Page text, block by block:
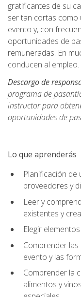
gratificantes de su
ser tan cortas como
evento y, con
oportunidades de
remuneradas. En
conducen al empleo.
Descargo de
programa de
instructor para
oportunidades de
Lo que aprenderás
Planificación de
proveedores y
Leer y
existentes y
Elegir
Comprender
evento y las
Comprender la
alimentos y